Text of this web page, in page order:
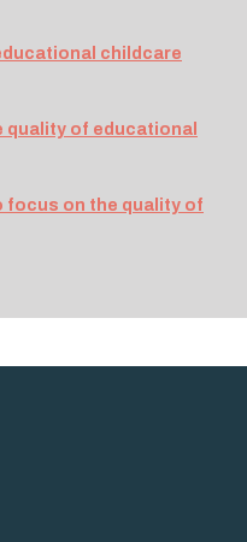
childcare
quality of educational
focus on the quality of